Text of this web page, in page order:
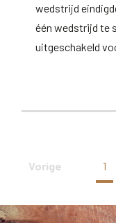
wedstrijd
één wedstrijd te
uitgeschakeld
Vorige 1